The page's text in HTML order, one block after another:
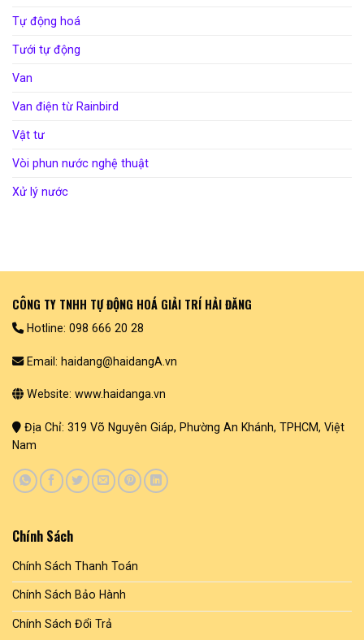
Tự động hoá
Tưới tự động
Van
Van điện từ Rainbird
Vật tư
Vòi phun nước nghệ thuật
Xử lý nước
CÔNG TY TNHH TỰ ĐỘNG HOÁ GIẢI TRÍ HẢI ĐĂNG
Hotline: 098 666 20 28
Email: haidang@haidangA.vn
Website: www.haidanga.vn
Địa Chỉ: 319 Võ Nguyên Giáp, Phường An Khánh, TPHCM, Việt
Nam
Chính Sách
Chính Sách Thanh Toán
Chính Sách Bảo Hành
Chính Sách Đổi Trả